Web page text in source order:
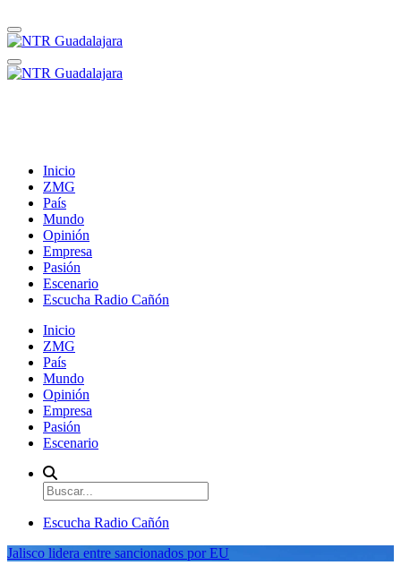
Inicio
ZMG
País
Mundo
Opinión
Empresa
Pasión
Escenario
Escucha Radio Cañón
Inicio
ZMG
País
Mundo
Opinión
Empresa
Pasión
Escenario
Escucha Radio Cañón
Jalisco lidera entre sancionados por EU